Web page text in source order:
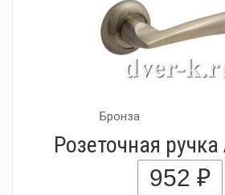
Бронза
Розеточная
952 ₽